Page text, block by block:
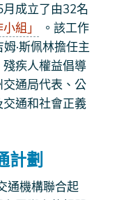
成立了由32名
組」
。該工作
·斯佩林擔任主
疾人權益倡導
通局代表、公
通和社會正義
計劃
通機構聯合起